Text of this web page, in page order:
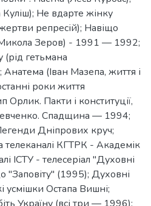
Не вдарте жінку
репресій); Навіщо
Зеров) - 1991 — 1992;
гетьмана
(Іван Мазепа, життя і
роки життя
Пакти і конституції,
Спадщина — 1994;
Дніпрових круч;
телеканалі КГТРК - Академік
ІСТУ - телесеріал "Духовні
"Заповіту" (1995); Духовні
усмішки Остапа Вишні;